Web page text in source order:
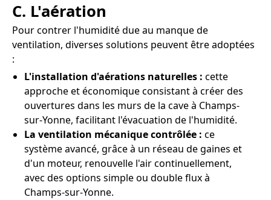
C. L'aération
Pour contrer l'humidité due au manque de
ventilation, diverses solutions peuvent être adoptées
:
L'installation d'aérations naturelles : cette
approche et économique consistant à créer des
ouvertures dans les murs de la cave à Champs-
sur-Yonne, facilitant l'évacuation de l'humidité.
La ventilation mécanique contrôlée : ce
système avancé, grâce à un réseau de gaines et
d'un moteur, renouvelle l'air continuellement,
avec des options simple ou double flux à
Champs-sur-Yonne.